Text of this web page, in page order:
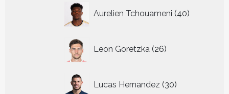
Aurelien Tchouameni 40
producten
Leon Goretzka 26
producten
Lucas Hernandez 30
producten